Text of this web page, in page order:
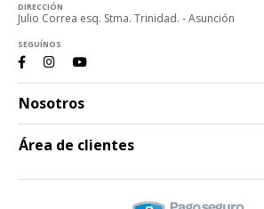
DIRECCIÓN
Julio Correa esq. Stma. Trinidad. - Asunción
SEGUÍNOS
Nosotros
Área de clientes